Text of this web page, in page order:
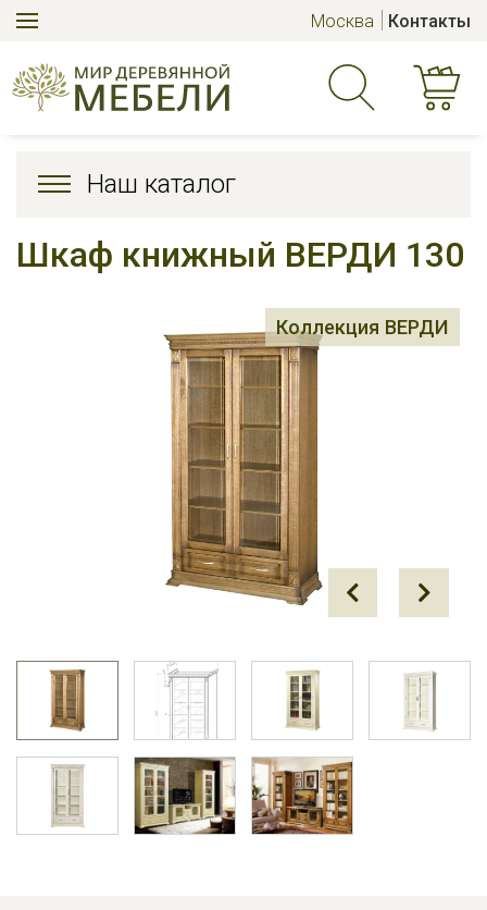
Москва Контакты
Наш каталог
Шкаф книжный ВЕРДИ 130
Коллекция ВЕРДИ